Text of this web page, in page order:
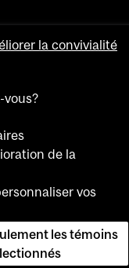
la convivialité
vous?
de la
vos
les témoins